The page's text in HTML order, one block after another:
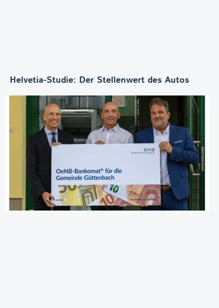
Helvetia-Studie: Der Stellenwert des Autos